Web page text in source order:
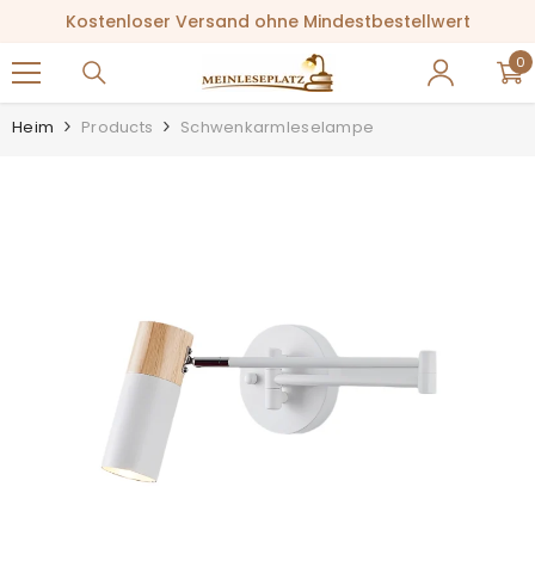
Kostenloser Versand ohne Mindestbestellwert
0
0
Heim Products Schwenkarmleselampe